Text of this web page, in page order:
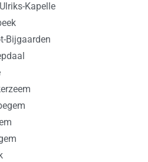
Kapelle
Bijgaarden